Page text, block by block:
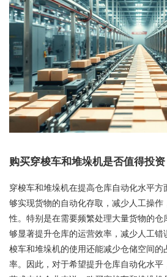
购买穿梭车和堆垛机是否值得投资
穿梭车和堆垛机在提高仓库自动化水平
够实现货物的自动化存取，减少人工操作
性。特别是在需要频繁处理大量货物的
够显著提升仓库的运营效率，减少人工
梭车和堆垛机的使用还能减少仓储空间的
率。因此，对于希望提升仓库自动化水